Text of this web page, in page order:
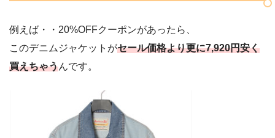
例えば・・20%OFFクーポンがあったら、
このデニムジャケットがセール価格より更に7,920円安く
買えちゃうんです。